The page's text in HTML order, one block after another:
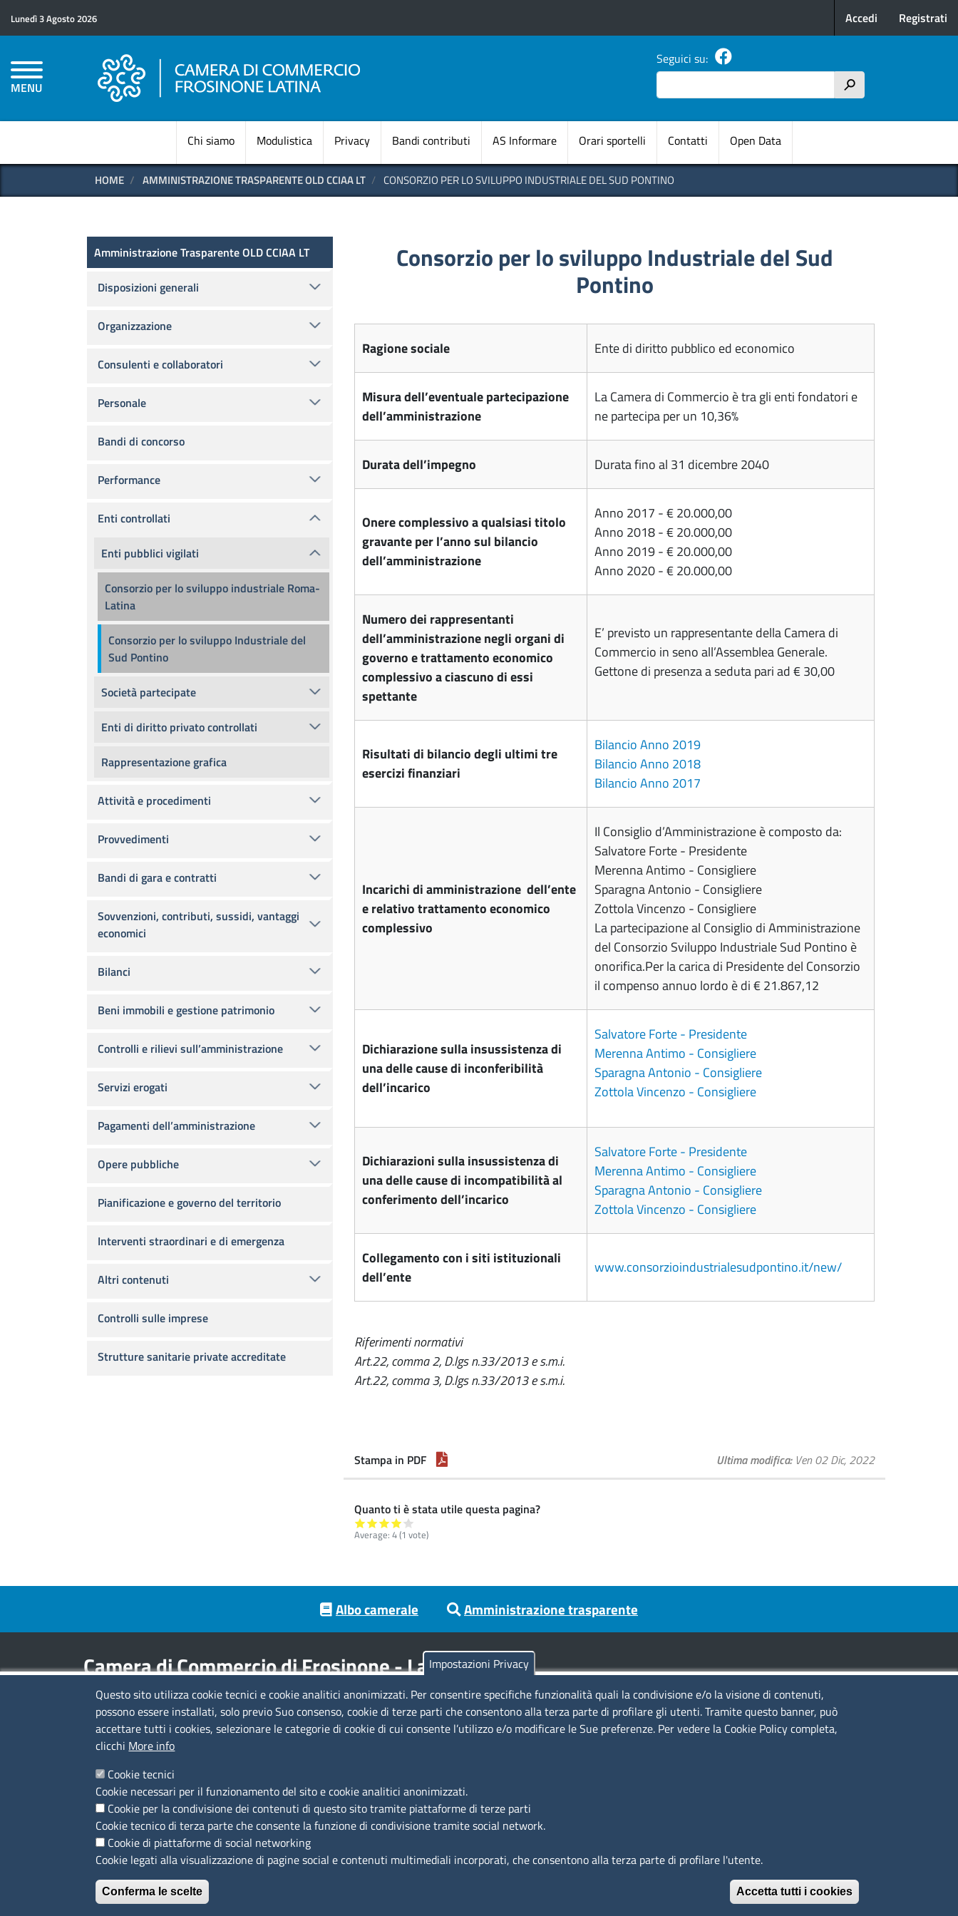
Lunedì 3 Agosto 2026 Menu profilo
Accedi Registrati
MENU
Seguici su:
Cerca
h
Navigazione principale
Chi siamo Modulistica Privacy Bandi contributi AS Informare Orari sportelli Contatti Open Data
HOME AMMINISTRAZIONE TRASPARENTE OLD CCIAA LT CONSORZIO PER LO SVILUPPO INDUSTRIALE DEL SUD PONTINO
Consorzio per lo sviluppo Industriale del Sud
Pontino
Ragione sociale Ente di diritto pubblico ed economico
Misura dell’eventuale partecipazione
dell’amministrazione
La Camera di Commercio è tra gli enti fondatori e
ne partecipa per un 10,36%
Durata dell’impegno Durata fino al 31 dicembre 2040
Onere complessivo a qualsiasi titolo
gravante per l’anno sul bilancio
dell’amministrazione
Anno 2017 - € 20.000,00
Anno 2018 - € 20.000,00
Anno 2019 - € 20.000,00
Anno 2020 - € 20.000,00
Numero dei rappresentanti
dell’amministrazione negli organi di
governo e trattamento economico
complessivo a ciascuno di essi
spettante
E’ previsto un rappresentante della Camera di
Commercio in seno all’Assemblea Generale.
Gettone di presenza a seduta pari ad € 30,00
Risultati di bilancio degli ultimi tre
esercizi finanziari
Bilancio Anno 2019
Bilancio Anno 2018
Bilancio Anno 2017
Incarichi di amministrazione dell’ente
e relativo trattamento economico
complessivo
Il Consiglio d’Amministrazione è composto da:
Salvatore Forte - Presidente
Merenna Antimo - Consigliere
Sparagna Antonio - Consigliere
Zottola Vincenzo - Consigliere
La partecipazione al Consiglio di Amministrazione
del Consorzio Sviluppo Industriale Sud Pontino è
onorifica.Per la carica di Presidente del Consorzio
il compenso annuo lordo è di € 21.867,12
Dichiarazione sulla insussistenza di
una delle cause di inconferibilità
dell’incarico
Salvatore Forte - Presidente
Merenna Antimo - Consigliere
Sparagna Antonio - Consigliere
Zottola Vincenzo - Consigliere
Dichiarazioni sulla insussistenza di
una delle cause di incompatibilità al
conferimento dell’incarico
Salvatore Forte - Presidente
Merenna Antimo - Consigliere
Sparagna Antonio - Consigliere
Zottola Vincenzo - Consigliere
Collegamento con i siti istituzionali
dell’ente
www.consorzioindustrialesudpontino.it/new/
Riferimenti normativi
Art.22, comma 2, D.lgs n.33/2013 e s.m.i.
Art.22, comma 3, D.lgs n.33/2013 e s.m.i.
Stampa in PDF Ultima modifica Ven 02 Dic, 2022
Quanto ti è stata utile questa pagina?
Average: 4(1 vote)
Amministrazione Trasparente OLD
Amministrazione Trasparente OLD CCIAA LT
Disposizioni generali
Organizzazione
Consulenti e collaboratori
Personale
Bandi di concorso
Performance
Enti controllati
Enti pubblici vigilati
Consorzio per lo sviluppo industriale Roma-
Latina
Consorzio per lo sviluppo Industriale del
Sud Pontino
Società partecipate
Enti di diritto privato controllati
Rappresentazione grafica
Attività e procedimenti
Provvedimenti
Bandi di gara e contratti
Sovvenzioni, contributi, sussidi, vantaggi
economici
Bilanci
Beni immobili e gestione patrimonio
Controlli e rilievi sull’amministrazione
Servizi erogati
Pagamenti dell’amministrazione
Opere pubbliche
Pianificazione e governo del territorio
Interventi straordinari e di emergenza
Altri contenuti
Controlli sulle imprese
Strutture sanitarie private accreditate
Albo camerale Amministrazione trasparente
Camera di Commercio di Frosinone - Latina
Contatti
Sede Legale di Latina: Viale Umberto I, 80 -
04100 (LT)
tel. 0773/6721
Sede di Frosinone: Via Alcide De Gasperi, 1 -
03100 (FR)
tel. 0775/2751
Peccciaa@pec.frlt.camcom.it
Ufficio relazioni con il pubblico
Codici
Codice Fiscale e Partita Iva: 02957560598
Seguici su
Menù privacy
Privacy policy Feed RSS
Impostazioni Privacy
Questo sito utilizza cookie tecnici e cookie analitici anonimizzati. Per consentire specifiche funzionalità quali la condivisione e/o la visione di contenuti,
possono essere installati, solo previo Suo consenso, cookie di terze parti che consentono alla terza parte di profilare gli utenti. Tramite questo banner, può
accettare tutti i cookies, selezionare le categorie di cookie di cui consente l’utilizzo e/o modificare le Sue preferenze. Per vedere la Cookie Policy completa,
clicchi More info
Cookie tecnici
Cookie necessari per il funzionamento del sito e cookie analitici anonimizzati.
Cookie per la condivisione dei contenuti di questo sito tramite piattaforme di terze parti
Cookie tecnico di terza parte che consente la funzione di condivisione tramite social network.
Cookie di piattaforme di social networking
Cookie legati alla visualizzazione di pagine social e contenuti multimediali incorporati, che consentono alla terza parte di profilare l'utente.
Conferma le scelte Accetta tutti i cookies